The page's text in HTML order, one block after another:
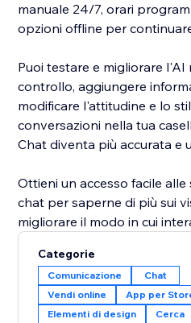
manuale 24/7, orari
opzioni offline per
Puoi testare e migliorare
controllo, aggiungere
modificare l'attitudine e lo
conversazioni nella tua
Chat diventa più accurata e
Ottieni un accesso facile
chat per saperne di più sui
migliorare il modo in cui
le tue conversazioni per
su cosa cercano i tuoi clienti
la tua attività.
Categorie
Comunicazione
Chat
Vendi online
App per
Elementi di design
Cerca